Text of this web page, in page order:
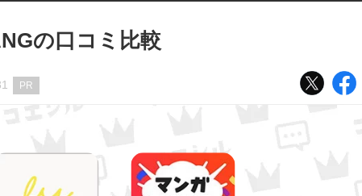
の口コミ比較
PR